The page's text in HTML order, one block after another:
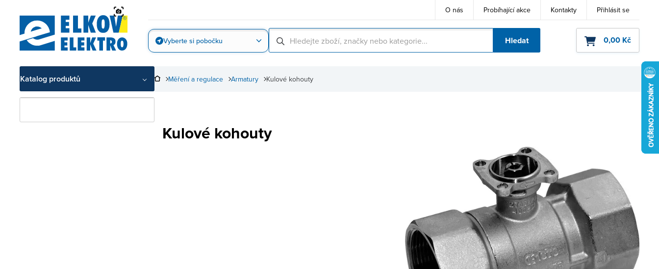
O nás Probíhající akce Kontakty Přihlásit se
Vyberte si pobočku Hledat 0,00 Kč
Katalog produktů Kulové kohouty
Armatury
Měření a regulace
Kulové kohouty